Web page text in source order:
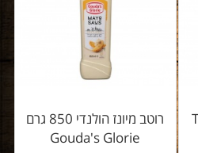
רוטב מיונז הולנדי 850 גרם
Gouda's Glorie